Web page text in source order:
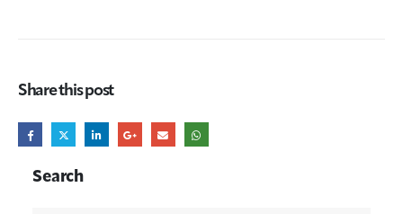
Share this post
Search